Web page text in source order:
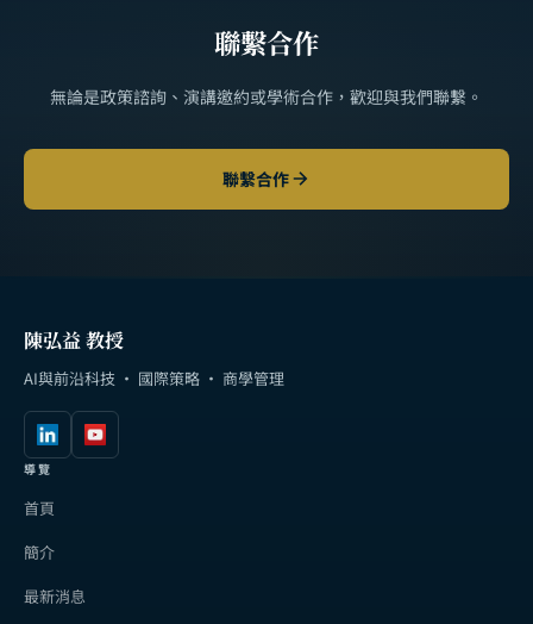
聯繫合作
無論是政策諮詢、演講邀約或學術合作，歡迎與我們聯繫。
聯繫合作
陳弘益 教授
AI與前沿科技 · 國際策略 · 商學管理
導覽
首頁
簡介
最新消息